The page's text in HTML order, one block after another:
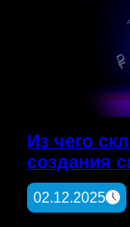
Из чего
создания
02.12.2025